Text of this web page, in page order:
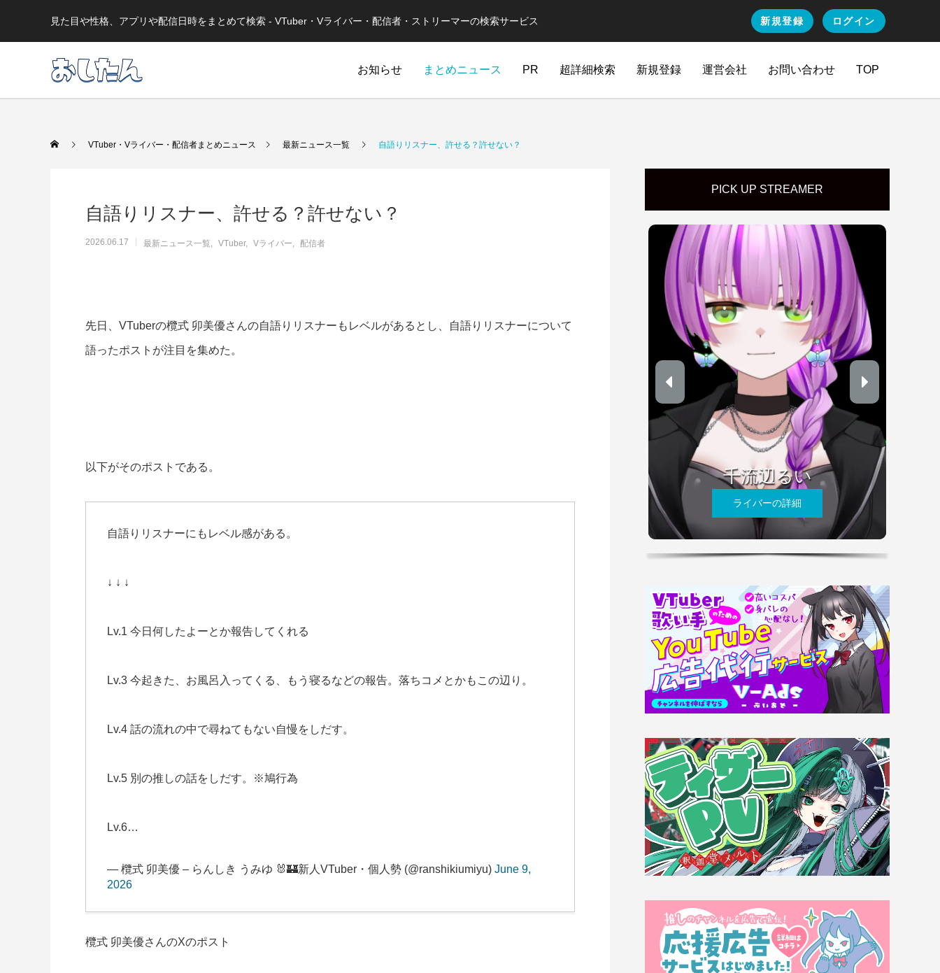
見た目や性格、アプリや配信日時をまとめて検索 - VTuber・Vライバー・配信者・ストリーマーの検索サービス 新規登録 ログイン
お知らせ まとめニュース PR 超詳細検索 新規登録 運営会社 お問い合わせ TOP
VTuber・Vライバー・配信者まとめニュース 最新ニュース一覧 自語りリスナー、許せる？許せない？
自語りリスナー、許せる？許せない？
2026.06.17 最新ニュース一覧 VTuber Vライバー 配信者
先日、VTuberの欖式 卯美優さんの自語りリスナーもレベルがあるとし、自語りリスナーについて
語ったポストが注目を集めた。
以下がそのポストである。
自語りリスナーにもレベル感がある。
↓ ↓ ↓
Lv.1 今日何したよーとか報告してくれる
Lv.3 今起きた、お風呂入ってくる、もう寝るなどの報告。落ちコメとかもこの辺り。
Lv.4 話の流れの中で尋ねてもない自慢をしだす。
Lv.5 別の推しの話をしだす。※鳩行為
Lv.6…
— 欖式 卯美優 – らんしき うみゆ 🐰🏰新人VTuber・個人勢 (@ranshikiumiyu) June 9,
2026
欖式 卯美優さんのXのポスト
PICK UP STREAMER
千流辺るい
ライバーの詳細